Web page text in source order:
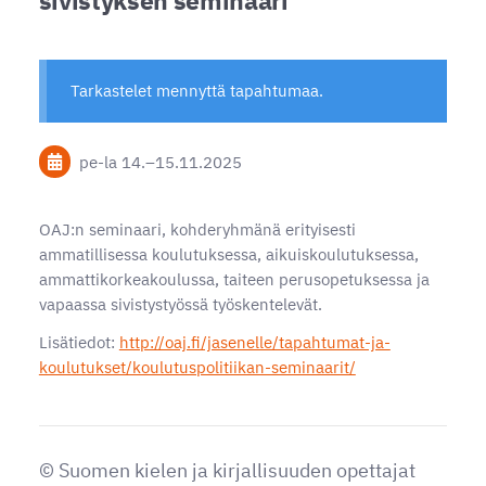
Tarkastelet mennyttä tapahtumaa.
pe-la 14.–15.11.2025
OAJ:n seminaari, kohderyhmänä erityisesti
ammatillisessa koulutuksessa, aikuiskoulutuksessa,
ammattikorkeakoulussa, taiteen perusopetuksessa ja
vapaassa sivistystyössä työskentelevät.
Lisätiedot: http://oaj.fi/jasenelle/tapahtumat-ja-
koulutukset/koulutuspolitiikan-seminaarit/
© Suomen kielen ja kirjallisuuden opettajat